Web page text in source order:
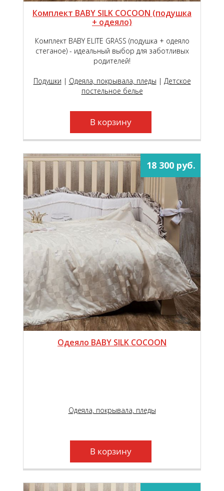
Комплект BABY SILK COСOОN (подушка
+ одеяло)
Комплект BABY ELITE GRASS (подушка + одеяло
стеганое) - идеальный выбор для заботливых
родителей!
Подушки | Одеяла, покрывала, пледы | Детское
постельное белье
В корзину
18 300 руб.
Одеяло BABY SILK COСOОN
Одеяла, покрывала, пледы
В корзину